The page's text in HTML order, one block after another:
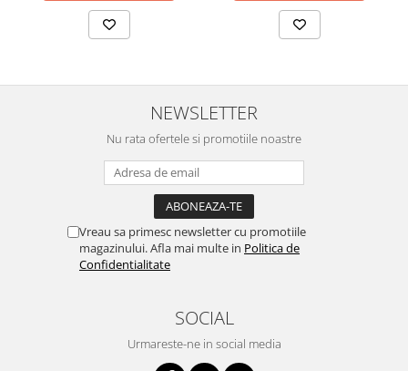
NEWSLETTER
Nu rata ofertele si promotiile noastre
Vreau sa primesc newsletter cu promotiile
magazinului. Afla mai multe in Politica de
Confidentialitate
SOCIAL
Urmareste-ne in social media